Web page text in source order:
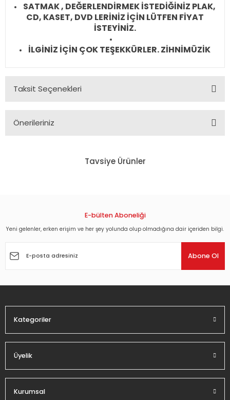
SATMAK , DEĞERLENDİRMEK İSTEDİĞİNİZ PLAK,
CD, KASET, DVD LERİNİZ İÇİN LÜTFEN FİYAT
İSTEYİNİZ.
İLGİNİZ İÇİN ÇOK TEŞEKKÜRLER. ZİHNİMÜZİK
Taksit Seçenekleri
Önerileriniz
kullanarak tarafımıza iletebilirsiniz.
Ürün açıklamasında eksik bilgiler bulunuyor.
Ürün bilgilerinde hatalar bulunuyor.
Bu ürüne benzer farklı alternatifler olmalı.
Tavsiye Ürünler
1.512,00 TLE-bülten Aboneliği
Yeni gelenler, erken erişim ve her şey yolunda olup olmadığına dair içeriden bilgi.
Abone Ol
Kategoriler
Üyelik
Kurumsal